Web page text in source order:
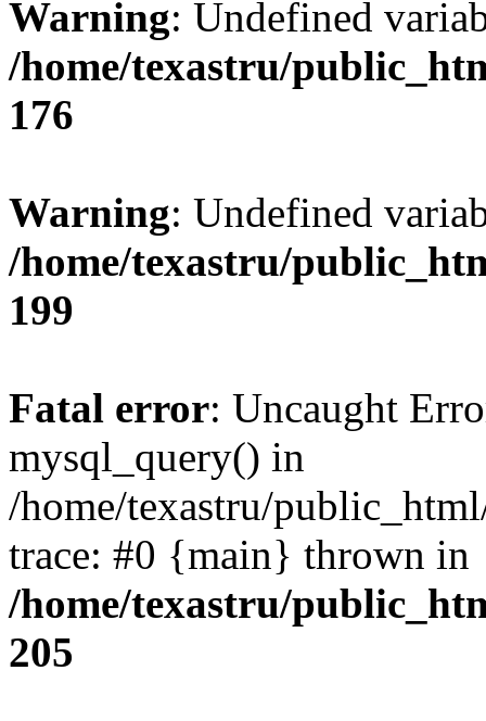
Warning: Undefined
/home/texastru/
176
Warning: Undefined
/home/texastru/
199
Fatal error: Uncaught
mysql_query() in
/home/texastru/
trace: #0 {main} thrown in
/home/texastru/
205